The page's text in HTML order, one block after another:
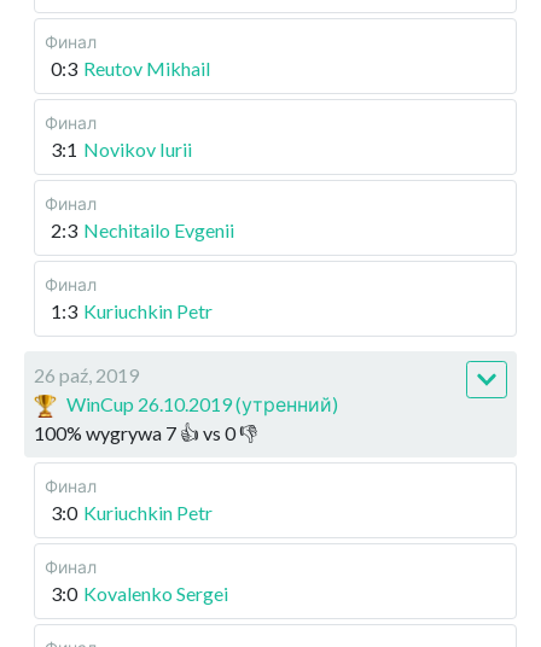
Финал
0:3 Reutov Mikhail
Финал
3:1 Novikov Iurii
Финал
2:3 Nechitailo Evgenii
Финал
1:3 Kuriuchkin Petr
26 paź, 2019
WinCup 26.10.2019 (утренний)
100% wygrywa 7 👍 vs 0👎
Финал
3:0 Kuriuchkin Petr
Финал
3:0 Kovalenko Sergei